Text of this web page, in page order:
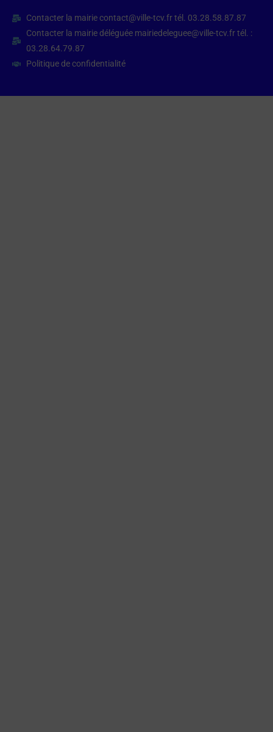
Contacter la mairie contact@ville-tcv.fr tél. 03.28.58.87.87
Contacter la mairie déléguée mairiedeleguee@ville-tcv.fr tél. :
03.28.64.79.87
Politique de confidentialité